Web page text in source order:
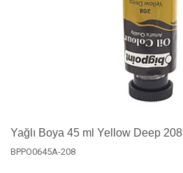
Yağlı Boya 45 ml Yellow Deep 208
BPPO0645A-208